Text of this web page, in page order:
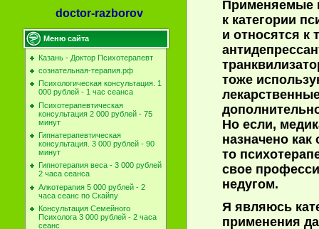
doctor-razborov
Меню сайта
Казань - Доктор Психотерапевт
сознательная-терапия.рф
Психологическая консультация. 1
000 рублей - 1 час сеанса
Психотерапевтическая
консультация 2 000 рублей - 75
минут
Гипнатерапевтическая
консультация. 3 000 рублей - 90
минут
Гипнотерапия веса - 3 000 рублей
2 часа сеанса
Алкотерапия 5 000 рублей - 2
часа сеанс по Скайпу
Консультация Семейного
Психолога 3 000 рублей - 2 часа
сеанс
Применяемые
к категории
и относятся к
тоже
Но если,
назначено
то
свое
недугом.
Я являюсь
применения